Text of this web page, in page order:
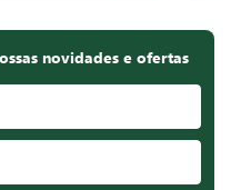
novidades e ofertas